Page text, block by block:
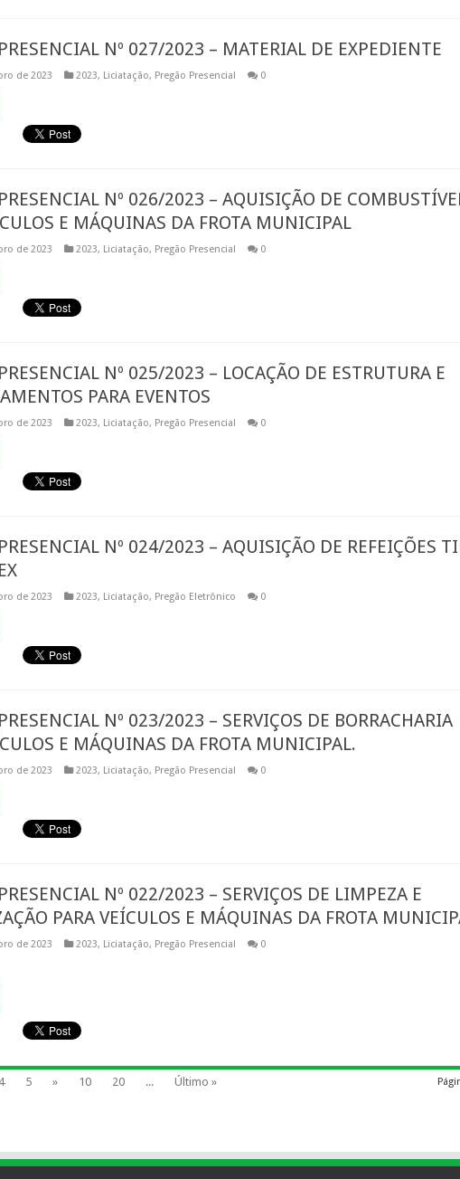
Nº 027/2023 – MATERIAL DE EXPEDIENTE
de 2023 2023, Liciatação, Pregão Presencial 0
Nº 026/2023 – AQUISIÇÃO DE
E MÁQUINAS DA FROTA MUNICIPAL
de 2023 2023, Liciatação, Pregão Presencial 0
Nº 025/2023 – LOCAÇÃO DE ESTRUTURA E
PARA EVENTOS
de 2023 2023, Liciatação, Pregão Presencial 0
Nº 024/2023 – AQUISIÇÃO DE REFEIÇÕES
de 2023 2023, Liciatação, Pregão Eletrônico 0
Nº 023/2023 – SERVIÇOS DE BORRACHARIA
E MÁQUINAS DA FROTA MUNICIPAL.
de 2023 2023, Liciatação, Pregão Presencial 0
Nº 022/2023 – SERVIÇOS DE LIMPEZA E
PARA VEÍCULOS E MÁQUINAS DA FROTA
de 2023 2023, Liciatação, Pregão Presencial 0
4 5 » 10 20 ... Último »